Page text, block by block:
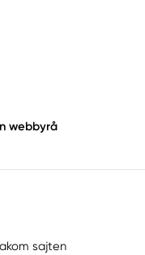
webbyrå
sajten